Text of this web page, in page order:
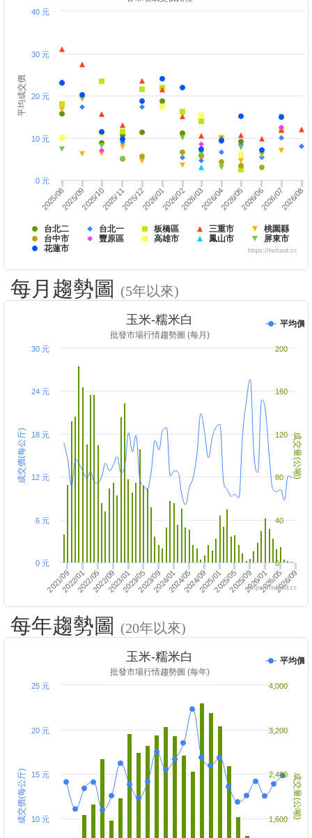
平均成交價
台北二 台北一 板橋區 三重市
桃園縣
台中市
豐原區 高雄市 鳳山市
屏東市
花蓮市
2025/082025/092025/102025/112025/122026/012026/022026/032026/042026/052026/062026/072026/08
0 元
10 元
20 元
30 元
40 元
https://twfood.cc
每月趨勢圖 (5年以來)
成交價(每公斤) 成交量(公噸)
玉米-糯米白
批發市場行情趨勢圖 (每月)
平均價
2022/01 2023/01 2024/01 2025/01 2026/01
2021/09 2022/052022/09 2023/052023/09 2024/052024/09 2025/052025/09 2026/052026/09
0 元
6 元
12 元
18 元
24 元
30 元
0
40
80
120
160
200
https://twfood.cc
每年趨勢圖 (20年以來)
成交價(每公斤) 成交量(公噸)
玉米-糯米白
批發市場行情趨勢圖 (每年)
平均價
10 元
15 元
20 元
25 元
1,600
2,400
3,200
4,000